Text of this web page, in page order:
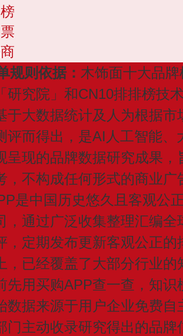
规则依据： 木饰面十大品
研究院」和CN10排排榜技
于大数据统计及人为根据
评而得出，是AI人工智能、
呈现的品牌数据研究成果
，不构成任何形式的商业广
是中国历史悠久且客观公
，通过广泛收集整理汇编
，定期发布更新客观公正
，已经覆盖了大部分行业
先用买购APP查一查，知
数据来源于用户企业免费
门主动收录研究得出的品